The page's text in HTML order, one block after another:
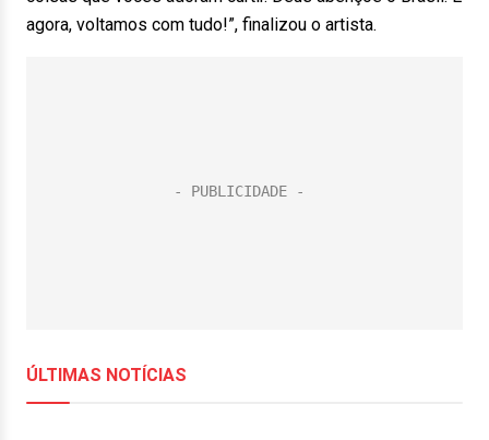
agora, voltamos com tudo!”, finalizou o artista.